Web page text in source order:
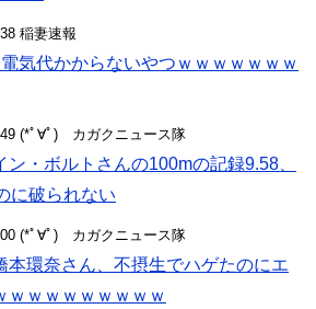
稲妻速報
気代かからないやつｗｗｗｗｗｗｗ
(*ﾟ∀ﾟ)ゞカガクニュース隊
ン・ボルトさんの100mの記録9.58、
に破られない
(*ﾟ∀ﾟ)ゞカガクニュース隊
本環奈さん、不摂生でハゲたのにエ
ｗｗｗｗｗｗｗｗｗ